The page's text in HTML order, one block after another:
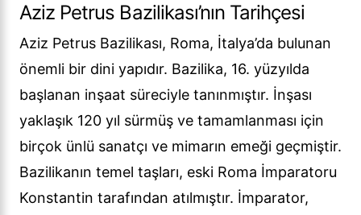
Aziz Petrus Bazilikası’nın Tarihçesi
Aziz Petrus Bazilikası, Roma, İtalya’da bulunan
önemli bir dini yapıdır. Bazilika, 16. yüzyılda
başlanan inşaat süreciyle tanınmıştır. İnşası
yaklaşık 120 yıl sürmüş ve tamamlanması için
birçok ünlü sanatçı ve mimarın emeği geçmiştir.
Bazilikanın temel taşları, eski Roma İmparatoru
Konstantin tarafından atılmıştır. İmparator,